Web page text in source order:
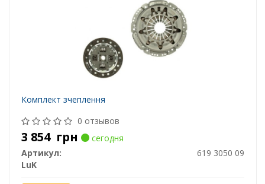
Комплект зчеплення
0 отзывов
3 854 грн
сегодня
Артикул:
619 3050 09
LuK